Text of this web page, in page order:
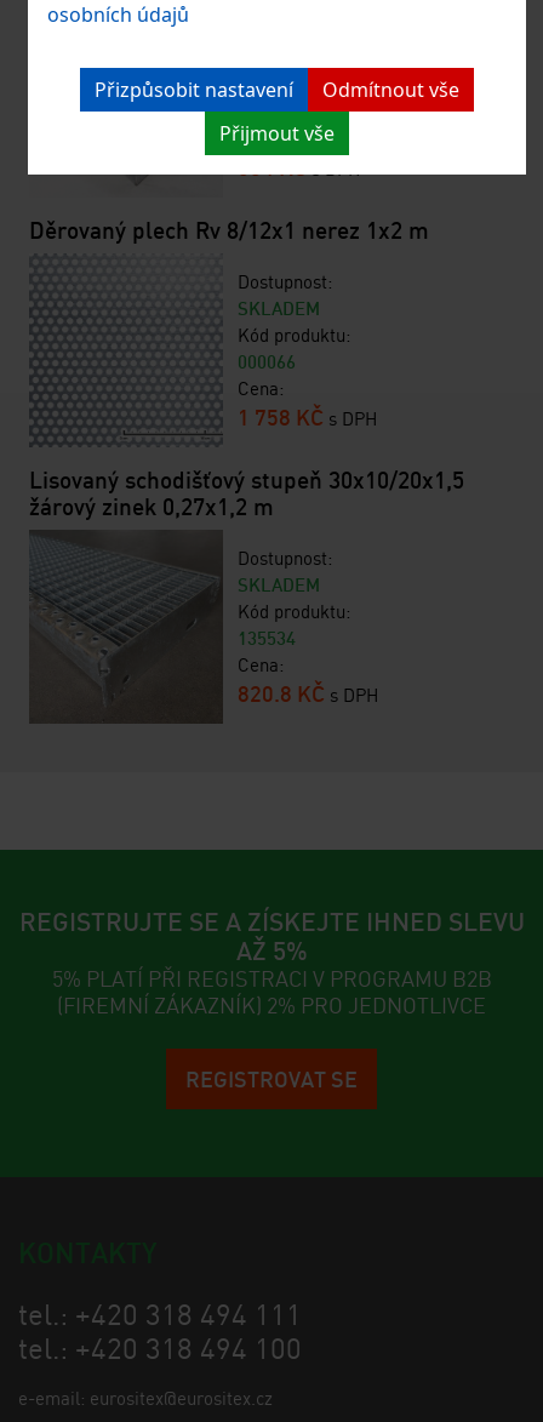
osobních údajů
Přizpůsobit nastavení
Odmítnout vše
Přijmout vše
Kód produktu:
126592
Cena:
Děrovaný plech Rv 8/12x1 nerez 1x2 m
Dostupnost:
SKLADEM
Kód produktu:
000066
Cena:
1 758 KČ s DPH
Lisovaný schodišťový stupeň 30x10/20x1,5
žárový zinek 0,27x1,2 m
Dostupnost:
SKLADEM
Kód produktu:
135534
Cena:
820.8 KČ s DPH
REGISTRUJTE SE A ZÍSKEJTE IHNED SLEVU
AŽ 5%
5% PLATÍ PŘI REGISTRACI V PROGRAMU B2B
(FIREMNÍ ZÁKAZNÍK) 2% PRO JEDNOTLIVCE
REGISTROVAT SE
tel.: +420 318 494 111
tel.: +420 318 494 100
e-email: eurositex@eurositex.cz